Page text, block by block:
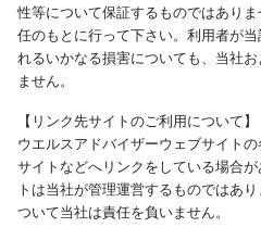
性等について保証するものではあり
任のもとに行って下さい。利用者が
れるいかなる損害についても、当社
ません。
【リンク先サイトのご利用について】
ウエルスアドバイザーウェブサイト
サイトなどへリンクをしている場合
トは当社が管理運営するものではあ
ついて当社は責任を負いません。